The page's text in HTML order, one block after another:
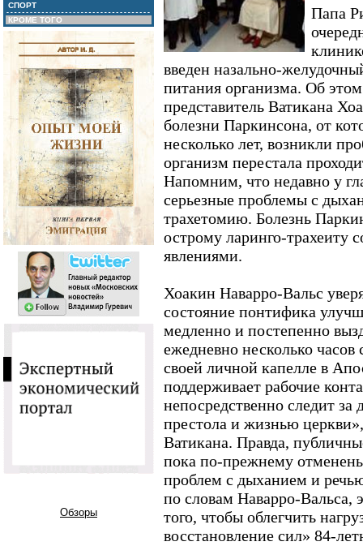
СПОРТ
КРОМЕ ТОГО
Обзоры
Папа
введен назально-
питания организма. Об
представитель Ватикана
болезни Паркинсона, от
несколько лет, возникли
организм перестала
Напомним, что недавно у
серьезные проблемы с
трахетомию. Болезнь
острому ларинго-трахеиту
явлениями.
Хоакин Наварро-Вальс
состояние понтифика
медленно и постепенно
ежедневно несколько
своей личной капелле в
поддерживает рабочие
непосредственно следит за
престола и жизнью
Ватикана. Правда,
пока по-прежнему
проблем с дыханием и
по словам Наварро-Вальса,
того, чтобы облегчить
восстановление сил» 84-